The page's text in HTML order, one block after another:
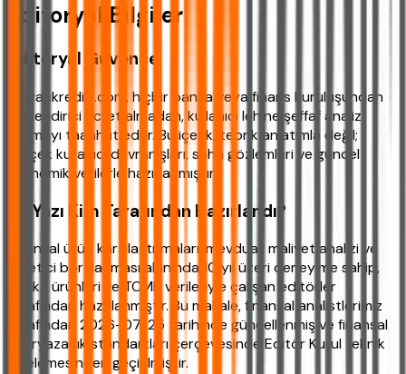
Editoryal Bilgiler
Editoryal Güvence
ihtiyackredisi.com, hiçbir banka veya finans kuruluşundan
yönlendirici ücret almadan, kullanıcı lehine şeffaf analiz
sunmayı taahhüt eder. Bu içerik, teorik anlatımla değil;
gerçek kullanıcı davranışları, saha gözlemleri ve güncel
ekonomik verilerle hazırlanmıştır.
Bu Yazı Kim Tarafından Hazırlandı?
Finansal ürün karşılaştırmaları, mevduat maliyet analizi ve
tüketici borçlanması alanında 10 yıl üzeri deneyime sahip,
banka ürünleri ve TCMB verileriyle çalışan editörler
tarafından hazırlanmıştır. Bu makale, finansal analistlerimiz
tarafından 2026-07-25 tarihinde güncellenmiş ve finansal
okuryazarlık standartları çerçevesinde Editör Kurul teknik
incelemesinden geçirilmiştir.